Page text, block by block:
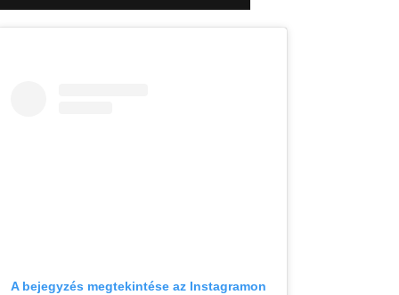
A bejegyzés megtekintése az Instagramon